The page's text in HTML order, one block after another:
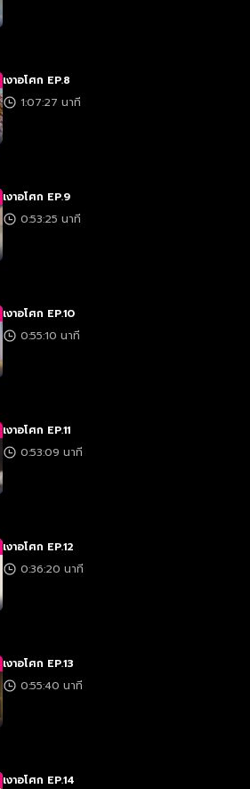
เงาอโศก EP.8
1:07:27 นาที
เงาอโศก EP.9
0:53:25 นาที
เงาอโศก EP.10
0:55:10 นาที
เงาอโศก EP.11
0:53:09 นาที
เงาอโศก EP.12
0:36:20 นาที
เงาอโศก EP.13
0:55:40 นาที
เงาอโศก EP.14